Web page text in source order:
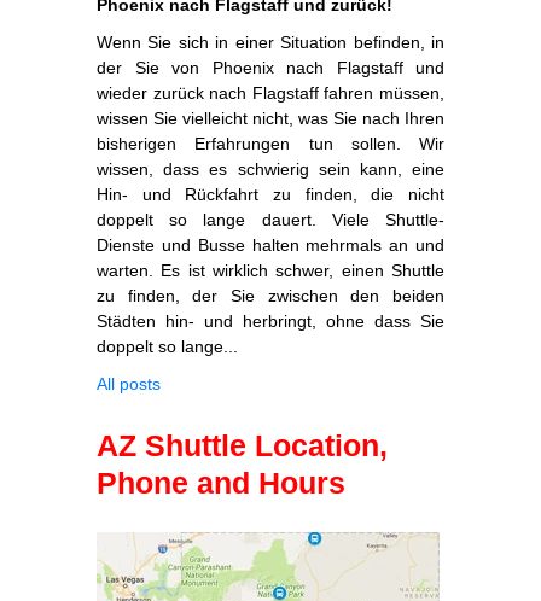
Phoenix nach Flagstaff und zurück!
Wenn Sie sich in einer Situation befinden, in
der Sie von Phoenix nach Flagstaff und
wieder zurück nach Flagstaff fahren müssen,
wissen Sie vielleicht nicht, was Sie nach Ihren
bisherigen Erfahrungen tun sollen. Wir
wissen, dass es schwierig sein kann, eine
Hin- und Rückfahrt zu finden, die nicht
doppelt so lange dauert. Viele Shuttle-
Dienste und Busse halten mehrmals an und
warten. Es ist wirklich schwer, einen Shuttle
zu finden, der Sie zwischen den beiden
Städten hin- und herbringt, ohne dass Sie
doppelt so lange...
All posts
AZ Shuttle Location,
Phone and Hours